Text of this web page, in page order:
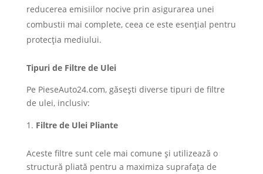
reducerea emisiilor nocive prin asigurarea unei
combustii mai complete, ceea ce este esențial pentru
protecția mediului.
Tipuri de Filtre de Ulei
Pe PieseAuto24.com, găsești diverse tipuri de filtre
de ulei, inclusiv:
Filtre de Ulei Pliante
Aceste filtre sunt cele mai comune și utilizează o
structură pliată pentru a maximiza suprafața de